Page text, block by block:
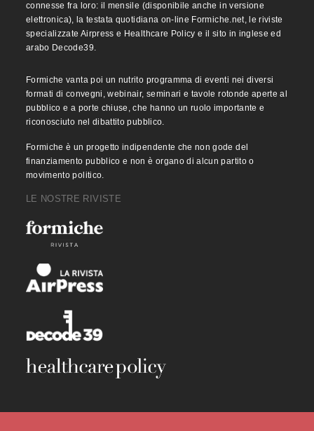
connesse fra loro: il mensile (disponibile anche in versione
elettronica), la testata quotidiana on-line Formiche.net, le riviste
specializzate Airpress e Healthcare Policy e il sito in inglese ed
arabo Decode39.
Formiche vanta poi un nutrito programma di eventi nei diversi
formati di convegni, webinair, seminari e tavole rotonde aperte al
pubblico e a porte chiuse, che hanno un ruolo importante e
riconosciuto nel dibattito pubblico.
Formiche è un progetto indipendente che non gode del
finanziamento pubblico e non è organo di alcun partito o
movimento politico.
LE NOSTRE RIVISTE